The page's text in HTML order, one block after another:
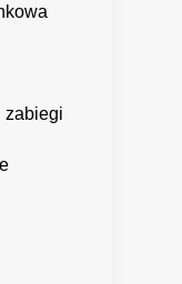
zabiegi